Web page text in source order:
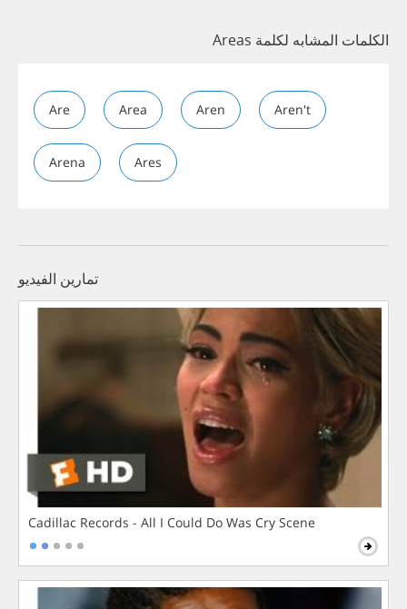
الكلمات المشابه لكلمة Areas
Are Area Aren Aren't
Arena Ares
تمارين الفيديو
Cadillac Records - All I Could Do Was Cry Scene